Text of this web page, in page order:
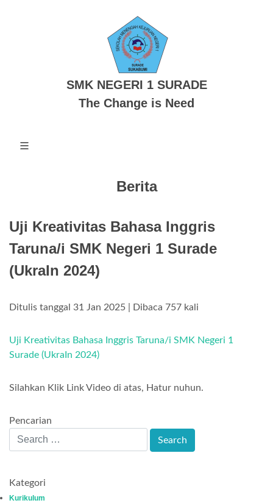
SMK NEGERI 1 SURADE
The Change is Need
Berita
Uji Kreativitas Bahasa Inggris
Taruna/i SMK Negeri 1 Surade
(UkraIn 2024)
Ditulis tanggal 31 Jan 2025 | Dibaca 757 kali
Uji Kreativitas Bahasa Inggris Taruna/i SMK Negeri 1
Surade (UkraIn 2024)
Silahkan Klik Link Video di atas, Hatur nuhun.
Pencarian
Kategori
Kurikulum